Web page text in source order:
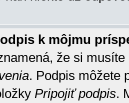
k môjmu
že si
. Podpis môžete
Pripojiť podpis.